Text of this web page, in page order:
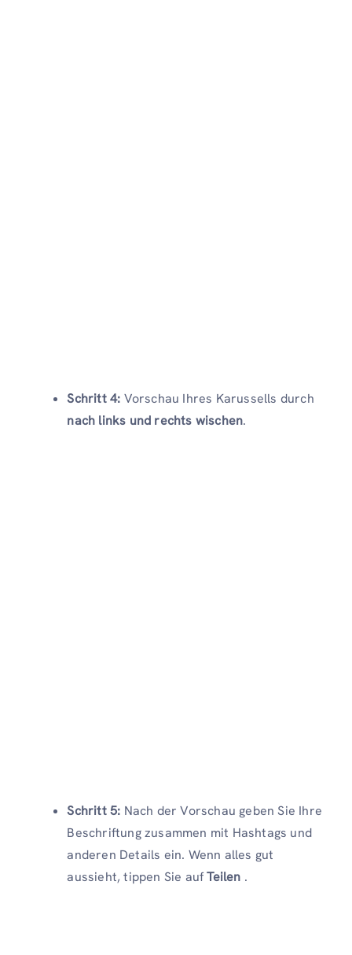
Schritt 4: Vorschau Ihres Karussells durch
nach links und rechts wischen.
Schritt 5: Nach der Vorschau geben Sie Ihre
Beschriftung zusammen mit Hashtags und
anderen Details ein. Wenn alles gut
aussieht, tippen Sie aufTeilen .